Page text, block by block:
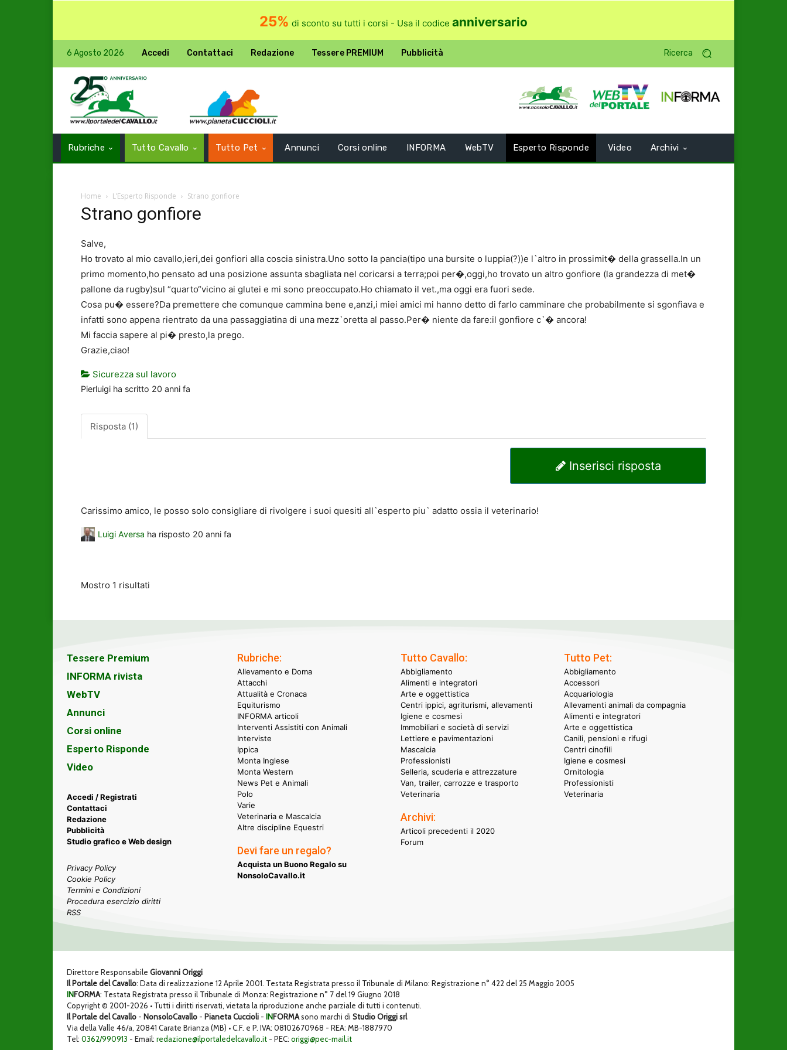
25% di sconto su tutti i corsi - Usa il codice anniversario
6 Agosto 2026 Accedi Contattaci Redazione Tessere PREMIUM Pubblicità Ricerca
Rubriche Tutto Cavallo Tutto Pet Annunci Corsi online INFORMA WebTV Esperto Risponde Video Archivi
Home L’Esperto Risponde Strano gonfiore
Strano gonfiore
Salve,
Ho trovato al mio cavallo,ieri,dei gonfiori alla coscia sinistra.Uno sotto la pancia(tipo una bursite o luppia(?))e l`altro in prossimit� della grassella.In un
primo momento,ho pensato ad una posizione assunta sbagliata nel coricarsi a terra;poi per�,oggi,ho trovato un altro gonfiore (la grandezza di met�
pallone da rugby)sul “quarto“vicino ai glutei e mi sono preoccupato.Ho chiamato il vet.,ma oggi era fuori sede.
Cosa pu� essere?Da premettere che comunque cammina bene e,anzi,i miei amici mi hanno detto di farlo camminare che probabilmente si sgonfiava e
infatti sono appena rientrato da una passaggiatina di una mezz`oretta al passo.Per� niente da fare:il gonfiore c`� ancora!
Mi faccia sapere al pi� presto,la prego.
Grazie,ciao!
Sicurezza sul lavoro
Pierluigi ha scritto 20 anni fa
Risposta (1)
Inserisci risposta
Carissimo amico, le posso solo consigliare di rivolgere i suoi quesiti all`esperto piu` adatto ossia il veterinario!
Luigi Aversa ha risposto 20 anni fa
Mostro 1 risultati
Tessere Premium
INFORMA rivista
WebTV
Annunci
Corsi online
Esperto Risponde
Video
Accedi / Registrati
Contattaci
Redazione
Pubblicità
Studio grafico e Web design
Privacy Policy
Cookie Policy
Termini e Condizioni
Procedura esercizio diritti
RSS
Rubriche:
Allevamento e Doma
Attacchi
Attualità e Cronaca
Equiturismo
INFORMA articoli
Interventi Assistiti con Animali
Interviste
Ippica
Monta Inglese
Monta Western
News Pet e Animali
Polo
Varie
Veterinaria e Mascalcia
Altre discipline Equestri
Devi fare un regalo?
Acquista un Buono Regalo su
NonsoloCavallo.it
Tutto Cavallo:
Abbigliamento
Alimenti e integratori
Arte e oggettistica
Centri ippici, agriturismi, allevamenti
Igiene e cosmesi
Immobiliari e società di servizi
Lettiere e pavimentazioni
Mascalcia
Professionisti
Selleria, scuderia e attrezzature
Van, trailer, carrozze e trasporto
Veterinaria
Archivi:
Articoli precedenti il 2020
Forum
Tutto Pet:
Abbigliamento
Accessori
Acquariologia
Allevamenti animali da compagnia
Alimenti e integratori
Arte e oggettistica
Canili, pensioni e rifugi
Centri cinofili
Igiene e cosmesi
Ornitologia
Professionisti
Veterinaria
Direttore Responsabile Giovanni Origgi
Il Portale del Cavallo: Data di realizzazione 12 Aprile 2001. Testata Registrata presso il Tribunale di Milano: Registrazione n° 422 del 25 Maggio 2005
INFORMA: Testata Registrata presso il Tribunale di Monza: Registrazione n° 7 del 19 Giugno 2018
Copyright © 2001-2026 • Tutti i diritti riservati, vietata la riproduzione anche parziale di tutti i contenuti.
Il Portale del Cavallo - NonsoloCavallo - Pianeta Cuccioli - INFORMAsono marchi di Studio Origgi srl
Via della Valle 46/a, 20841 Carate Brianza (MB) • C.F. e P. IVA: 08102670968 - REA: MB-1887970
Tel: 0362/990913 - Email: redazione@ilportaledelcavallo.it - PEC: origgi@pec-mail.it